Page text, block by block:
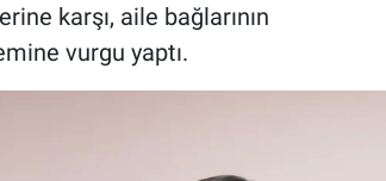
karşı, aile bağlarının
vurgu yaptı.